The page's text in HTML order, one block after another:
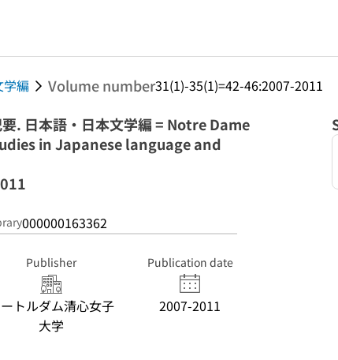
編 Volume number31(1)-35(1)=42-46:2007-2011
. 日本語・日本文学編 = Notre Dame
in Japanese language and
000000163362
Publisher
トルダム清心女子
大学
Publication date
2007-2011